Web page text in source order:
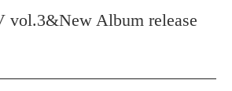
vol.3&New Album release